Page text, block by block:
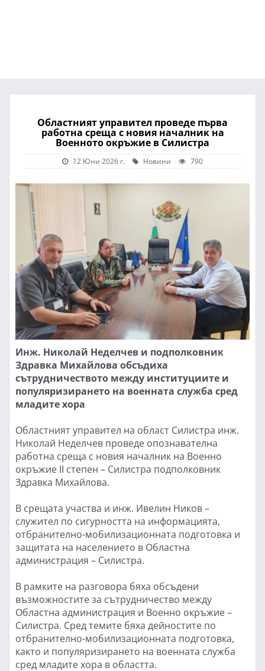
Областният управител проведе първа
работна среща с новия началник на
Военното окръжие в Силистра
12 Юни 2026 г. Новини 790
Инж. Николай Неделчев и подполковник
Здравка Михайлова обсъдиха
сътрудничеството между институциите и
популяризирането на военната служба сред
младите хора
Областният управител на област Силистра инж.
Николай Неделчев проведе опознавателна
работна среща с новия началник на Военно
окръжие II степен – Силистра подполковник
Здравка Михайлова.
В срещата участва и инж. Ивелин Ников –
служител по сигурността на информацията,
отбранително-мобилизационната подготовка и
защитата на населението в Областна
администрация – Силистра.
В рамките на разговора бяха обсъдени
възможностите за сътрудничество между
Областна администрация и Военно окръжие –
Силистра. Сред темите бяха дейностите по
отбранително-мобилизационната подготовка,
както и популяризирането на военната служба
сред младите хора в областта.